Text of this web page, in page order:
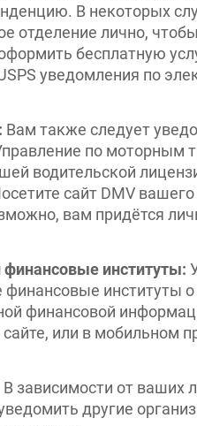
В некоторых
отделение лично,
бесплатную
уведомления по
Вам также следует
по моторным
водительской
сайт DMV
вам придётся
институты:
финансовые институты
финансовой
или в мобильном
В зависимости от ваших
другие